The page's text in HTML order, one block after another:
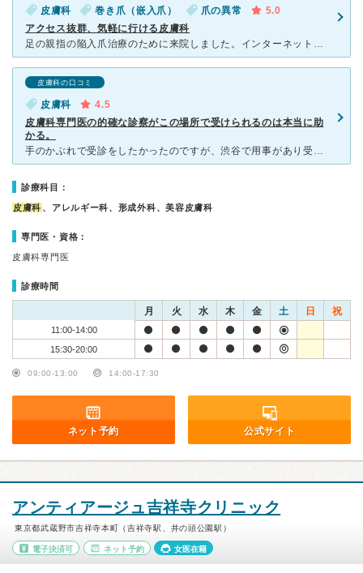
皮膚科 巻き爪（嵌入爪） 爪の異常
5.0
アクセス抜群、気軽に行ける皮膚科
足の親指の陥入爪治療のために来院しました。インターネットで予約が取れて、平日も遅くまで営業していて立地も良いので仕事終わりにもササっと行くことができます。何度かお世話になっていますが、的確な診断だけで
皮膚科の口コミ
皮膚科
4.5
皮膚科専門医の的確な診察がこの場所で受けられるのは本当に助
かる。
手のかぶれで受診をしたかったのですが、渋谷で用事があり受診できるクリニックを探していました。 予約無しでも受診可能とのことだったので受診してみたところ、若干待ちましたがそれ以上にドクターの診察が丁寧
診療科目：
皮膚科 、アレルギー科、形成外科、美容皮膚科
専門医・資格：
皮膚科専門医
診療時間
月 火 水 木 金 土 日 祝
11:00-14:00
15:30-20:00
09:00-13:00 14:00-17:30
ネット予約 公式サイト
アンティアージュ吉祥寺クリニック
東京都武蔵野市吉祥寺本町（吉祥寺駅、井の頭公園駅）
電子決済可 ネット予約 女医在籍